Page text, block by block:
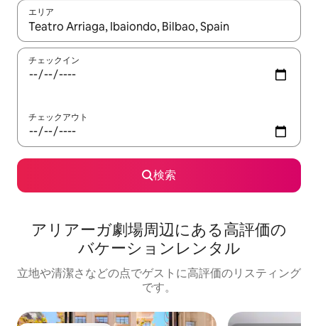
エリア
検索結果が表示されたら、上下の矢印キーを使って移動するか
チェックイン
チェックアウト
検索
アリアーガ劇場⁠周⁠辺⁠に⁠あ⁠る高⁠評⁠価⁠の
バ⁠ケ⁠ー⁠シ⁠ョ⁠ン⁠レ⁠ン⁠タ⁠ル
立地や清潔さなどの点でゲストに高評価のリスティング
です。